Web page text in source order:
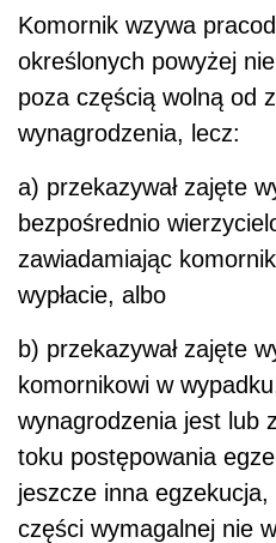
Komornik wzywa
określonych powyżej nie
poza częścią wolną od
wynagrodzenia, lecz:
a) przekazywał zajęte
bezpośrednio
zawiadamiając
wypłacie, albo
b) przekazywał zajęte
komornikowi w
wynagrodzenia jest lub
toku postępowania
jeszcze inna
części wymagalnej nie